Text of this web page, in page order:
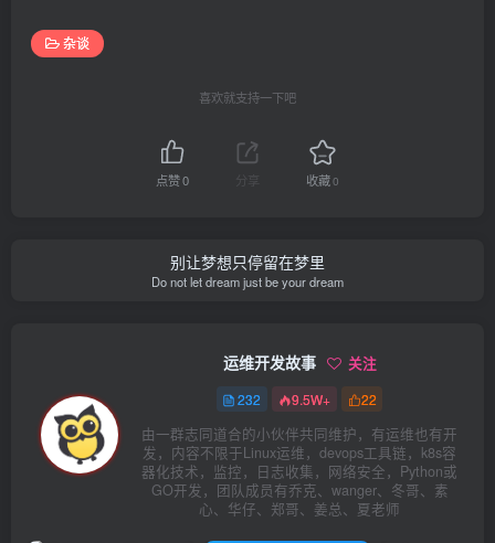
杂谈
喜欢就支持一下吧
点赞0 分享 收藏0
别让梦想只停留在梦里
Do not let dream just be your dream
运维开发故事 关注
232 9.5W+ 22
由一群志同道合的小伙伴共同维护，有运维也有开
发，内容不限于Linux运维，devops工具链，k8s容
器化技术，监控，日志收集，网络安全，Python或
GO开发，团队成员有乔克、wanger、冬哥、素
心、华仔、郑哥、姜总、夏老师